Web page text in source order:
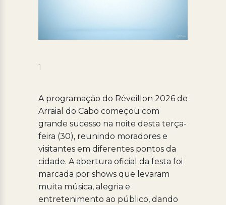
1
A programação do Réveillon 2026 de
Arraial do Cabo começou com
grande sucesso na noite desta terça-
feira (30), reunindo moradores e
visitantes em diferentes pontos da
cidade. A abertura oficial da festa foi
marcada por shows que levaram
muita música, alegria e
entretenimento ao público, dando